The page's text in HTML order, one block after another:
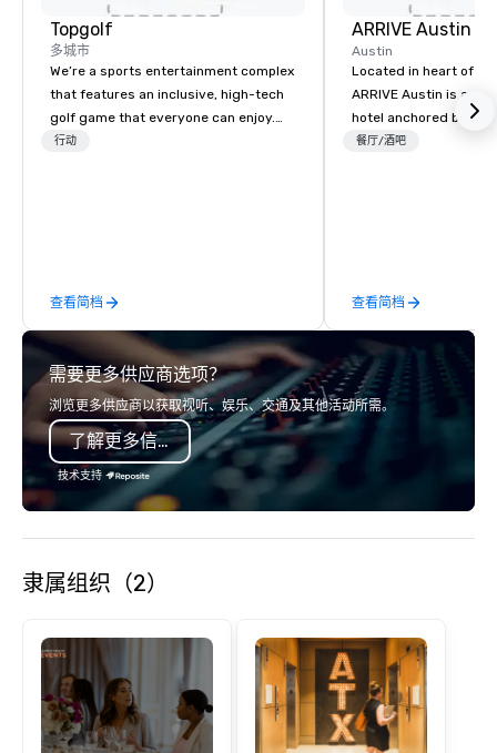
Topgolf
多城市
We’re a sports entertainment complex
that features an inclusive, high-tech
golf game that everyone can enjoy.
Paired with an outstanding food and
行动
查看简档
ARRIVE Austin
Austin
Located in heart of
ARRIVE Austin is an
hotel anchored by
bars that
“cowboy mythology,”
inspiration from the
landscape.
餐厅/酒吧
查看简档
需要更多供应商选项？
浏览更多供应商以获取视听、娱乐、交通及其他活动所需。
了解更多信息
技术支持
隶属组织（2）